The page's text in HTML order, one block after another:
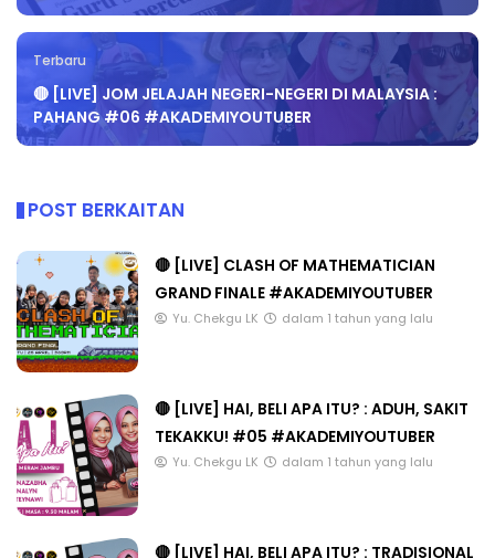
Terbaru
🔴 [LIVE] JOM JELAJAH NEGERI-NEGERI DI MALAYSIA :
PAHANG #06 #AKADEMIYOUTUBER
POST BERKAITAN
🔴 [LIVE] CLASH OF MATHEMATICIAN
GRAND FINALE #AKADEMIYOUTUBER
Yu. Chekgu LK dalam 1 tahun yang lalu
🔴 [LIVE] HAI, BELI APA ITU? : ADUH, SAKIT
TEKAKKU! #05 #AKADEMIYOUTUBER
Yu. Chekgu LK dalam 1 tahun yang lalu
🔴 [LIVE] HAI, BELI APA ITU? : TRADISIONAL